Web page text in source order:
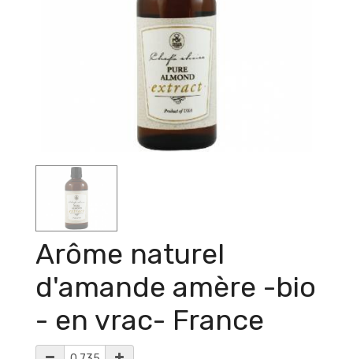
Arôme naturel
d'amande amère -bio
- en vrac- France